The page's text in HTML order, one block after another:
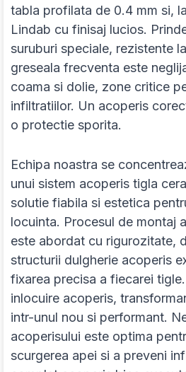
tabla profilata de 0.4 mm si,
Lindab cu finisaj lucios.
suruburi speciale, rezistente
greseala frecventa este
coama si dolie, zone critice
infiltratiilor. Un acoperis
o protectie sporita.
Echipa noastra se
unui sistem acoperis tigla
solutie fiabila si estetica
locuinta. Procesul de montaj
este abordat cu rigurozitate,
structurii dulgherie acoperis
fixarea precisa a fiecarei
inlocuire acoperis,
intr-unul nou si performant.
acoperisului este optima
scurgerea apei si a preveni